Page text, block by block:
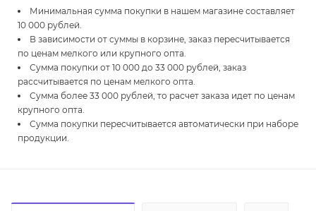
Минимальная сумма покупки в нашем магазине составляет
10 000 рублей.
В зависимости от суммы в корзине, заказ пересчитывается
по ценам мелкого или крупного опта.
Сумма покупки от 10 000 до 33 000 рублей, заказ
рассчитывается по ценам мелкого опта.
Сумма более 33 000 рублей, то расчет заказа идет по ценам
крупного опта.
Сумма покупки пересчитывается автоматически при наборе
продукции.